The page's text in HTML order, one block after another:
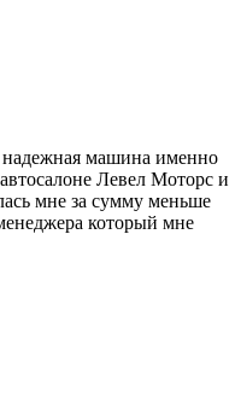
машина именно
Левел Моторс и
мне за сумму меньше
который мне